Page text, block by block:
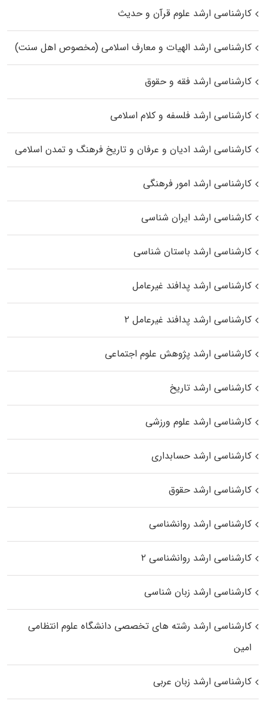
کارشناسی ارشد علوم قرآن و حدیث
کارشناسی ارشد الهیات و معارف اسلامی (مخصوص اهل سنت)
کارشناسی ارشد فقه و حقوق
کارشناسی ارشد فلسفه و کلام اسلامی
کارشناسی ارشد ادیان و عرفان و تاریخ فرهنگ و تمدن اسلامی
کارشناسی ارشد امور فرهنگی
کارشناسی ارشد ایران شناسی
کارشناسی ارشد باستان شناسی
کارشناسی ارشد پدافند غیرعامل
کارشناسی ارشد پدافند غیرعامل ۲
کارشناسی ارشد پژوهش علوم اجتماعی
کارشناسی ارشد تاریخ
کارشناسی ارشد علوم ورزشی
کارشناسی ارشد حسابداری
کارشناسی ارشد حقوق
کارشناسی ارشد روانشناسی
کارشناسی ارشد روانشناسی ۲
کارشناسی ارشد زبان شناسی
کارشناسی ارشد رﺷﺘﻪ ﻫﺎی تخصصی داﻧﺸﮕﺎه ﻋﻠﻮم انتظامی
اﻣﻴﻦ
کارشناسی ارشد زبان عربی